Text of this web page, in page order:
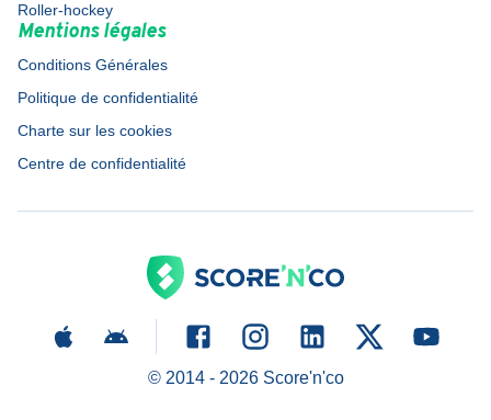
Roller-hockey
Mentions légales
Conditions Générales
Politique de confidentialité
Charte sur les cookies
Centre de confidentialité
© 2014 - 2026Score'n'co